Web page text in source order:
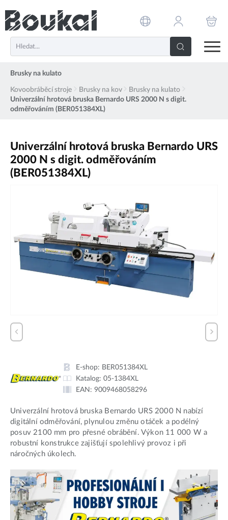
Brusky na kulato
Kovoobráběcí stroje Brusky na kov
Brusky na kulato
Univerzální hrotová bruska Bernardo URS 2000 N s digit.
odměřováním (BER051384XL)
Univerzální hrotová bruska Bernardo URS
2000 N s digit. odměřováním
(BER051384XL)
E-shop: BER051384XL
Katalog: 05-1384XL
EAN: 9009468058296
Univerzální hrotová bruska Bernardo URS 2000 N nabízí
digitální odměřování, plynulou změnu otáček a podélný
posuv 2100 mm pro přesné obrábění. Výkon 11 000 W a
robustní konstrukce zajišťují spolehlivý provoz i při
náročných úkolech.